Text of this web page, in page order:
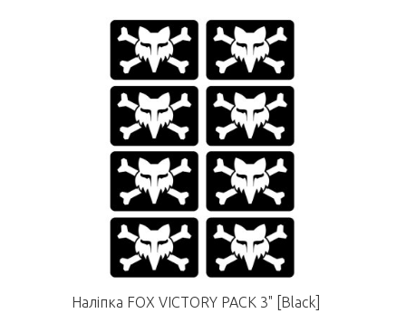
Наліпка FOX VICTORY PACK 3" [Black]